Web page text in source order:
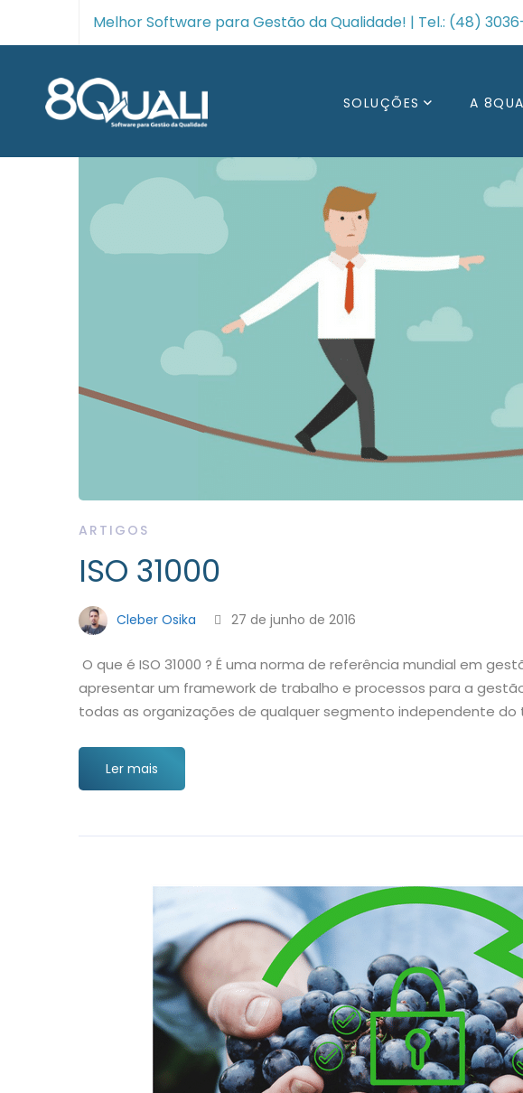
Melhor Software para Gestão da Qualidade! | Tel.: (48)
SOLUÇÕES A
ARTIGOS
ISO 31000
Cleber Osika 27 de junho de 2016
O que é ISO 31000 ? É uma norma de referência mundial em
apresentar um framework de trabalho e processos para a
todas as organizações de qualquer segmento independente do
Ler mais